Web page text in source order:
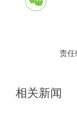
责任
相关新闻